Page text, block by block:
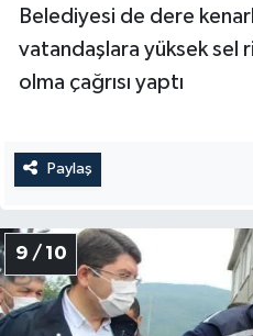
Belediyesi de dere
vatandaşlara yüksek sel
olma çağrısı yaptı
Paylaş
9 / 10